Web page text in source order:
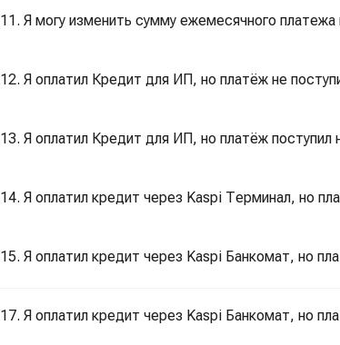
11. Я могу изменить сумму ежемесячного платежа
12. Я оплатил Кредит для ИП, но платёж не
13. Я оплатил Кредит для ИП, но платёж поступил
14. Я оплатил кредит через Kaspi Терминал, но
15. Я оплатил кредит через Kaspi Банкомат, но
17. Я оплатил кредит через Kaspi Банкомат, но